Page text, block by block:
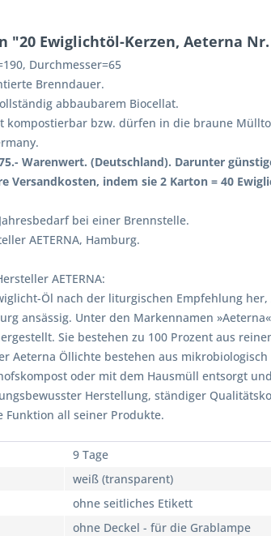
Ewiglichtöl-Kerzen, Aeterna
Durchmesser=65
Brenndauer.
abbaubarem Biocellat.
kompostierbar bzw. dürfen in die braune
Warenwert. (Deutschland). Darunter
Versandkosten, indem sie 2 Karton = 40
bei einer Brennstelle.
AETERNA, Hamburg.
AETERNA:
Öl nach der liturgischen Empfehlung
ansässig. Unter den Markennamen
Sie bestehen zu 100 Prozent aus
Aeterna Öllichte bestehen aus
oder mit dem Hausmüll entsorgt
Herstellung, ständiger
Funktion all seiner Produkte.
9 Tage
weiß (transparent)
ohne seitliches Etikett
ohne Deckel - für die Grablampe